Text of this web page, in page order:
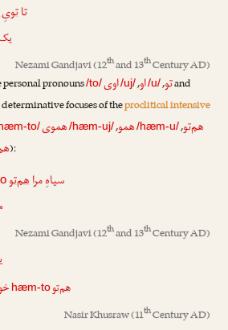
تا
Nezami Gandjavi(12thand 13thCentury AD)
pronouns/to/ تو,
/u/او,
/uj/اوی and
focuses of theproclitical intensive
to/ هم‌تو,
/hæm-u/ همو,
/hæm-uj/ هموی
):
سیاهِ مراهم‌تو
Nezami Gandjavi(12thand 13thCentury AD)
هم‌توhæm-to
Nasir Khusraw(11thCentury AD)